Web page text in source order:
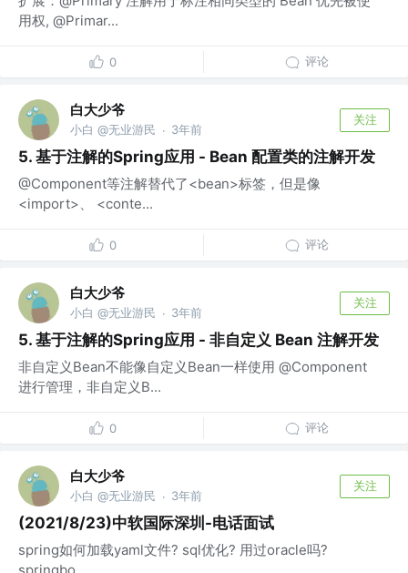
用权, @Primar...
0 评论
白大少爷
小白 @无业游民 · 3年前
关注
5. 基于注解的Spring应用 - Bean 配置类的注解开发
@Component等注解替代了<bean>标签，但是像
<import>、 <conte...
0 评论
白大少爷
小白 @无业游民 · 3年前
关注
5. 基于注解的Spring应用 - 非自定义 Bean 注解开发
非自定义Bean不能像自定义Bean一样使用 @Component
进行管理，非自定义B...
0 评论
白大少爷
小白 @无业游民 · 3年前
关注
(2021/8/23)中软国际深圳-电话面试
spring如何加载yaml文件? sql优化? 用过oracle吗?